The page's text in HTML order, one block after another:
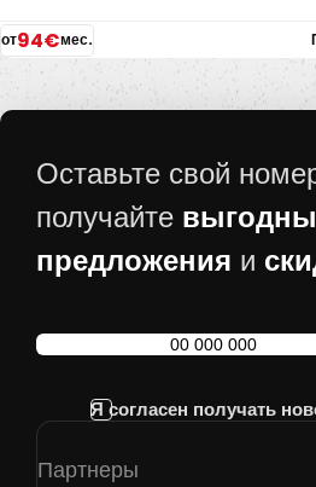
от94€мес.
Оставьте свой
получайте
предложения и
Я согласен получать
Партнеры